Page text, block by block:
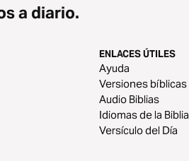
a diario.
ENLACES ÚTILES
Ayuda
Versiones bíblicas
Audio Biblias
Idiomas de la Biblia
Versículo del Día